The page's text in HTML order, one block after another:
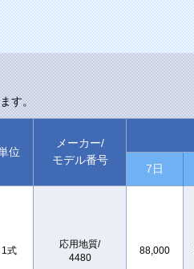
す。
位
メーカー/
モデル番号
7日
1式
応用地質/
4480
88,000